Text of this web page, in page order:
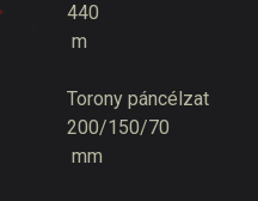
440
m
Torony páncélzat
200/150/70
mm